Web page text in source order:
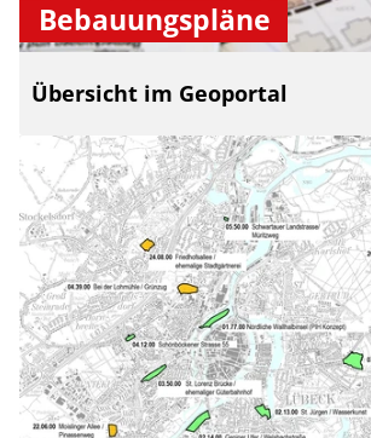
Bebauungspläne
Übersicht im Geoportal